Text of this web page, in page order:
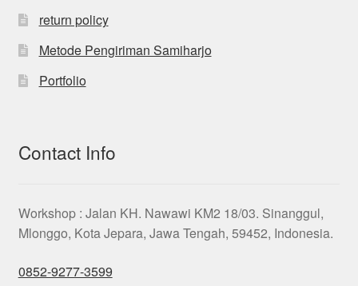
return policy
Metode Pengiriman Samiharjo
Portfolio
Contact Info
Workshop : Jalan KH. Nawawi KM2 18/03. Sinanggul,
Mlonggo, Kota Jepara, Jawa Tengah, 59452, Indonesia.
0852-9277-3599